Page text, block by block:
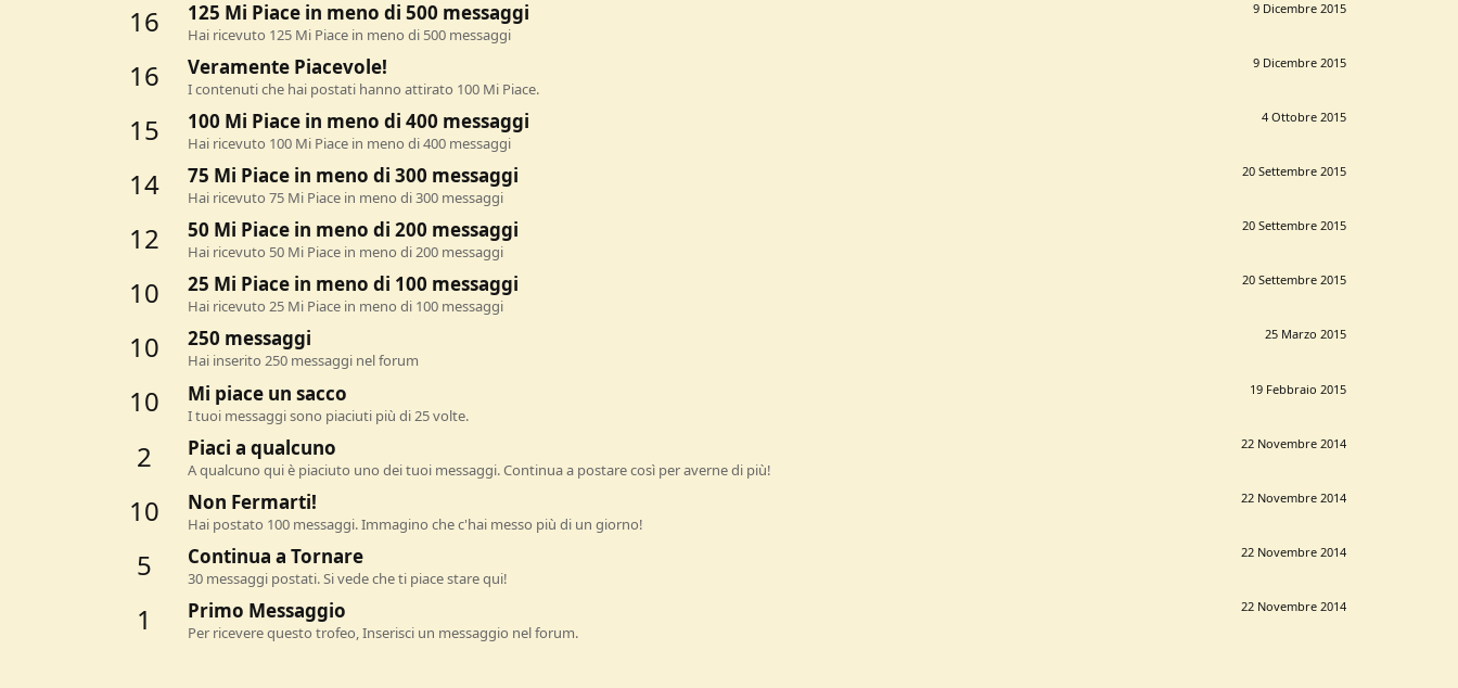
16 9 Dicembre 2015
125 Mi Piace in meno di 500 messaggi
Hai ricevuto 125 Mi Piace in meno di 500 messaggi
16 9 Dicembre 2015
Veramente Piacevole!
I contenuti che hai postati hanno attirato 100 Mi Piace.
15 4 Ottobre 2015
100 Mi Piace in meno di 400 messaggi
Hai ricevuto 100 Mi Piace in meno di 400 messaggi
14 20 Settembre 2015
75 Mi Piace in meno di 300 messaggi
Hai ricevuto 75 Mi Piace in meno di 300 messaggi
12 20 Settembre 2015
50 Mi Piace in meno di 200 messaggi
Hai ricevuto 50 Mi Piace in meno di 200 messaggi
10 20 Settembre 2015
25 Mi Piace in meno di 100 messaggi
Hai ricevuto 25 Mi Piace in meno di 100 messaggi
10 25 Marzo 2015
250 messaggi
Hai inserito 250 messaggi nel forum
10 19 Febbraio 2015
Mi piace un sacco
I tuoi messaggi sono piaciuti più di 25 volte.
2 22 Novembre 2014
Piaci a qualcuno
A qualcuno qui è piaciuto uno dei tuoi messaggi. Continua a postare così per averne di più!
10 22 Novembre 2014
Non Fermarti!
Hai postato 100 messaggi. Immagino che c'hai messo più di un giorno!
5 22 Novembre 2014
Continua a Tornare
30 messaggi postati. Si vede che ti piace stare qui!
1 22 Novembre 2014
Primo Messaggio
Per ricevere questo trofeo, Inserisci un messaggio nel forum.